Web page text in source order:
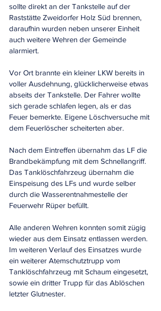
sollte direkt an der Tankstelle auf der
Raststätte Zweidorfer Holz Süd brennen,
daraufhin wurden neben unserer Einheit
auch weitere Wehren der Gemeinde
alarmiert.
Vor Ort brannte ein kleiner LKW bereits in
voller Ausdehnung, glücklicherweise etwas
abseits der Tankstelle. Der Fahrer wollte
sich gerade schlafen legen, als er das
Feuer bemerkte. Eigene Löschversuche mit
dem Feuerlöscher scheiterten aber.
Nach dem Eintreffen übernahm das LF die
Brandbekämpfung mit dem Schnellangriff.
Das Tanklöschfahrzeug übernahm die
Einspeisung des LFs und wurde selber
durch die Wasserentnahmestelle der
Feuerwehr Rüper befüllt.
Alle anderen Wehren konnten somit zügig
wieder aus dem Einsatz entlassen werden.
Im weiteren Verlauf des Einsatzes wurde
ein weiterer Atemschutztrupp vom
Tanklöschfahrzeug mit Schaum eingesetzt,
sowie ein dritter Trupp für das Ablöschen
letzter Glutnester.